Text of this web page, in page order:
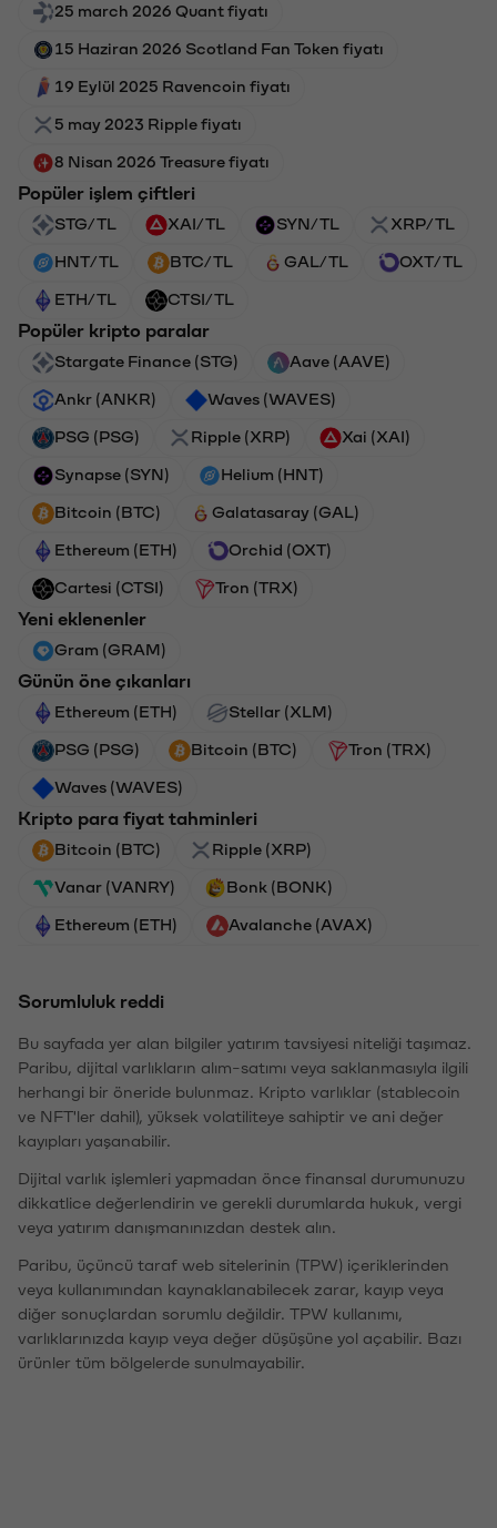
25 march 2026 Quant fiyatı
15 Haziran 2026 Scotland Fan Token fiyatı
19 Eylül 2025 Ravencoin fiyatı
5 may 2023 Ripple fiyatı
8 Nisan 2026 Treasure fiyatı
Popüler işlem çiftleri
STG/TL XAI/TL SYN/TL XRP/TL
HNT/TL BTC/TL GAL/TL OXT/TL
ETH/TL CTSI/TL
Popüler kripto paralar
Stargate Finance (STG) Aave (AAVE)
Ankr (ANKR) Waves (WAVES)
PSG (PSG) Ripple (XRP) Xai (XAI)
Synapse (SYN) Helium (HNT)
Bitcoin (BTC) Galatasaray (GAL)
Ethereum (ETH) Orchid (OXT)
Cartesi (CTSI) Tron (TRX)
Yeni eklenenler
Gram (GRAM)
Günün öne çıkanları
Ethereum (ETH) Stellar (XLM)
PSG (PSG) Bitcoin (BTC) Tron (TRX)
Waves (WAVES)
Kripto para fiyat tahminleri
Bitcoin (BTC) Ripple (XRP)
Vanar (VANRY) Bonk (BONK)
Ethereum (ETH) Avalanche (AVAX)
Sorumluluk reddi
Bu sayfada yer alan bilgiler yatırım tavsiyesi niteliği taşımaz.
Paribu, dijital varlıkların alım-satımı veya saklanmasıyla ilgili
herhangi bir öneride bulunmaz. Kripto varlıklar (stablecoin
ve NFT'ler dahil), yüksek volatiliteye sahiptir ve ani değer
kayıpları yaşanabilir.
Dijital varlık işlemleri yapmadan önce finansal durumunuzu
dikkatlice değerlendirin ve gerekli durumlarda hukuk, vergi
veya yatırım danışmanınızdan destek alın.
Paribu, üçüncü taraf web sitelerinin (TPW) içeriklerinden
veya kullanımından kaynaklanabilecek zarar, kayıp veya
diğer sonuçlardan sorumlu değildir. TPW kullanımı,
varlıklarınızda kayıp veya değer düşüşüne yol açabilir. Bazı
ürünler tüm bölgelerde sunulmayabilir.